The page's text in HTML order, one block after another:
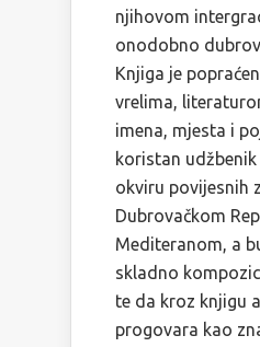
njihovom
onodobno
Knjiga je
vrelima,
imena, mjesta i
koristan
okviru povijesnih
Dubrovačkom
Mediteranom, a
skladno
te da kroz knjigu
progovara kao